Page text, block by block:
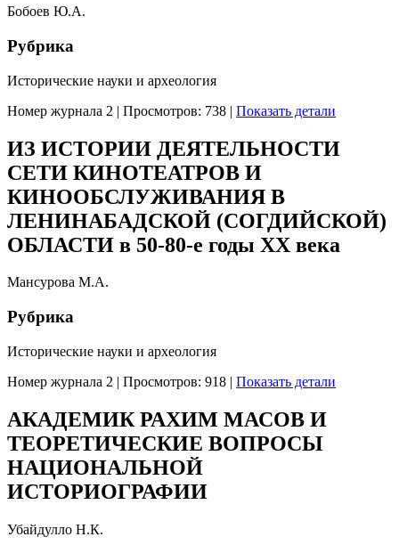
Бобоев Ю.А.
Рубрика
Исторические науки и археология
Номер журнала 2 | Просмотров: 738 | Показать детали
ИЗ ИСТОРИИ ДЕЯТЕЛЬНОСТИ
СЕТИ КИНОТЕАТРОВ И
КИНООБСЛУЖИВАНИЯ В
ЛЕНИНАБАДСКОЙ (СОГДИЙСКОЙ)
ОБЛАСТИ в 50-80-е годы ХХ века
Мансурова М.А.
Рубрика
Исторические науки и археология
Номер журнала 2 | Просмотров: 918 | Показать детали
АКАДЕМИК РАХИМ МАСОВ И
ТЕОРЕТИЧЕСКИЕ ВОПРОСЫ
НАЦИОНАЛЬНОЙ
ИСТОРИОГРАФИИ
Убайдулло Н.К.